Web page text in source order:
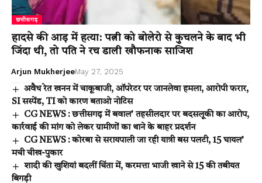
छत्तीसगढ़
हादसे की आड़ में हत्या: पत्नी को बोलेरो से कुचलने के बाद भी
जिंदा थी, तो पति ने रच डाली खौफनाक साजिश
Arjun MukherjeeMay 27, 2025
अवैध रेत खनन में चाकूबाजी, ऑपरेटर पर जानलेवा हमला, आरोपी फरार,
SI सस्पेंड, TI को कारण बताओ नोटिस
CG NEWS : छत्तीसगढ़ में बवाल’ तहसीलदार पर बदसलूकी का आरोप,
कार्रवाई की मांग को लेकर ग्रामीणों का थाने के बाहर प्रदर्शन
CG NEWS : कोरबा से सरायपाली जा रही यात्री बस पलटी, 15 घायल’
मची चीख-पुकार
शादी की खुशियां बदलीं चिंता में, करमत्ता भाजी खाने से 15 की तबीयत
बिगड़ी